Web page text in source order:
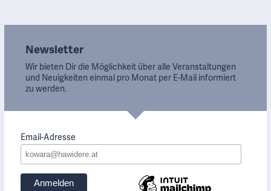
Newsletter
Wir bieten Dir die Möglichkeit über alle Veranstaltungen
und Neuigkeiten einmal pro Monat per E-Mail informiert
zu werden.
Email-Adresse